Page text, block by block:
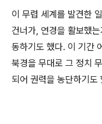
이 무렵 세계를 발견한
건너가, 연경을 활보했
동하기도 했다. 이 기간
북경을 무대로 그 정치
되어 권력을 농단하기도